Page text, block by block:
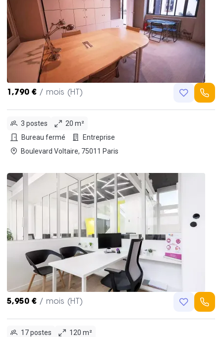
1,790 € / mois (HT)
3 postes
20 m²
Bureau fermé
Entreprise
Boulevard Voltaire, 75011 Paris
5,950 € / mois (HT)
17 postes
120 m²